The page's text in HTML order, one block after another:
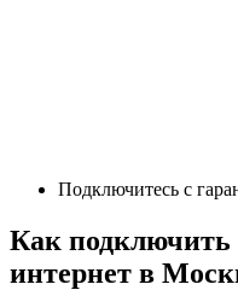
Подключитесь с
Как подключить
интернет в